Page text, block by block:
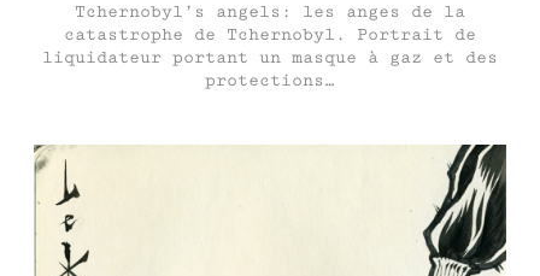
Tchernobyl’s angels: les anges de la
catastrophe de Tchernobyl. Portrait de
liquidateur portant un masque à gaz et des
protections…